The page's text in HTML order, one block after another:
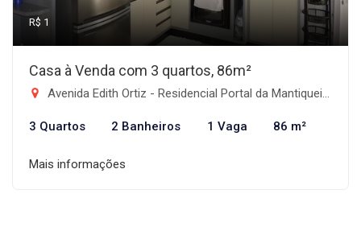
R$ 1
Casa à Venda com 3 quartos, 86m²
Avenida Edith Ortiz - Residencial Portal da Mantiqueira, Taubaté-SP
3 Quartos 2 Banheiros 1 Vaga 86 m²
Mais informações